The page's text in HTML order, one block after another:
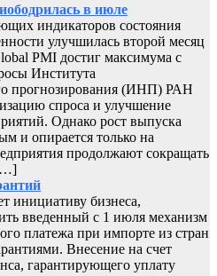
в июле
индикаторов состояния
улучшилась второй месяц
PMI достиг максимума с
Института
прогнозирования (ИНП) РАН
спроса и улучшение
Однако рост выпуска
и опирается только на
продолжают сокращать
[…]
инициативу бизнеса,
введенный с 1 июля механизм
платежа при импорте из стран
Внесение на счет
гарантирующего уплату